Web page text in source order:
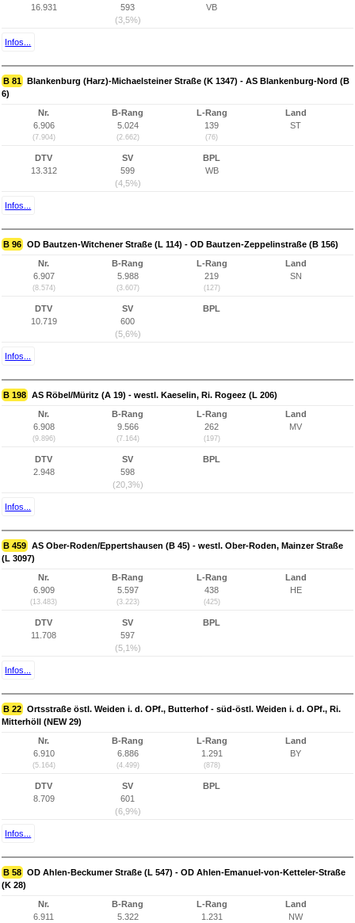
16.931
593
(3,5%)
VB
Infos...
B 81 Blankenburg (Harz)-Michaelsteiner Straße (K 1347) - AS Blankenburg-Nord (B
6)
Nr.
6.906
(7.904)
B-Rang
5.024
(2.662)
L-Rang
139
(76)
Land
ST
DTV
13.312
SV
599
(4,5%)
BPL
WB
Infos...
B 96 OD Bautzen-Witchener Straße (L 114) - OD Bautzen-Zeppelinstraße (B 156)
Nr.
6.907
(8.574)
B-Rang
5.988
(3.607)
L-Rang
219
(127)
Land
SN
DTV
10.719
SV
600
(5,6%)
BPL
Infos...
B 198 AS Röbel/Müritz (A 19) - westl. Kaeselin, Ri. Rogeez (L 206)
Nr.
6.908
(9.896)
B-Rang
9.566
(7.164)
L-Rang
262
(197)
Land
MV
DTV
2.948
SV
598
(20,3%)
BPL
Infos...
B 459 AS Ober-Roden/Eppertshausen (B 45) - westl. Ober-Roden, Mainzer Straße
(L 3097)
Nr.
6.909
(13.483)
B-Rang
5.597
(3.223)
L-Rang
438
(425)
Land
HE
DTV
11.708
SV
597
(5,1%)
BPL
Infos...
B 22 Ortsstraße östl. Weiden i. d. OPf., Butterhof - süd-östl. Weiden i. d. OPf., Ri.
Mitterhöll (NEW 29)
Nr.
6.910
(5.164)
B-Rang
6.886
(4.499)
L-Rang
1.291
(878)
Land
BY
DTV
8.709
SV
601
(6,9%)
BPL
Infos...
B 58 OD Ahlen-Beckumer Straße (L 547) - OD Ahlen-Emanuel-von-Ketteler-Straße
(K 28)
Nr.
6.911
B-Rang
5.322
L-Rang
1.231
Land
NW